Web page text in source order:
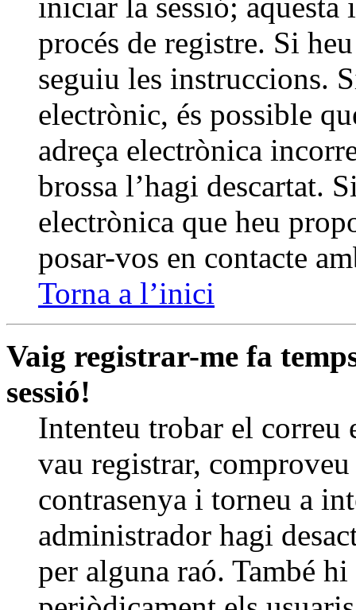
procés de registre. Si
seguiu les instruccions.
electrònic, és possible
adreça electrònica
brossa l’hagi descartat.
electrònica que heu
posar-vos en contacte
Torna a l’inici
Vaig registrar-me fa
sessió!
Intenteu trobar el correu
vau registrar,
contrasenya i torneu a
administrador hagi
per alguna raó. També